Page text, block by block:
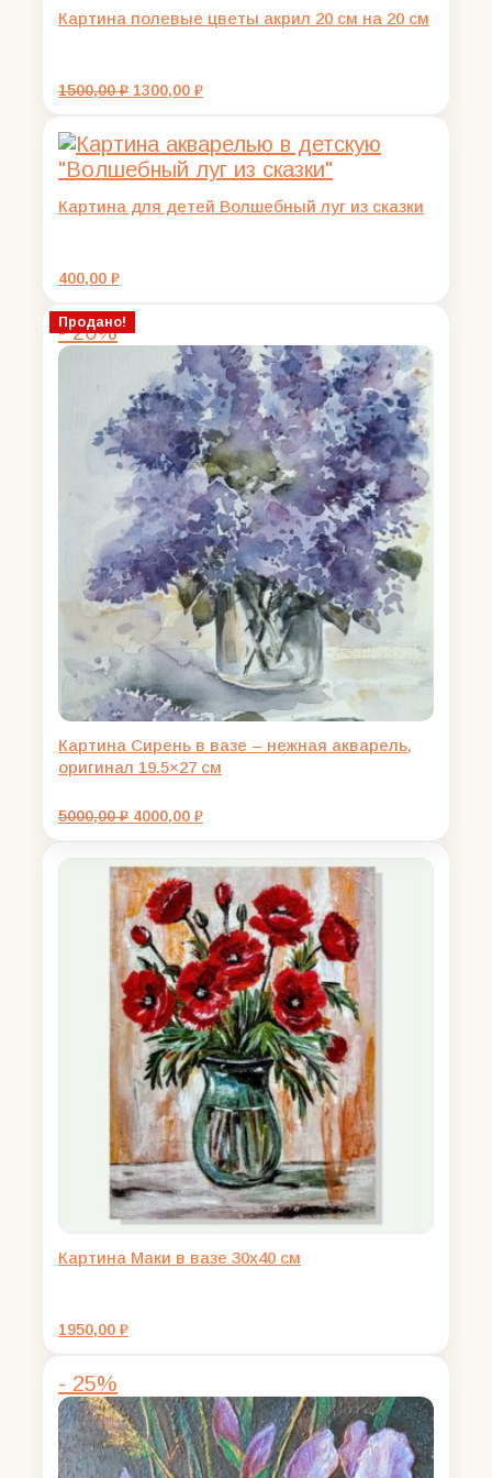
Картина полевые цветы акрил 20 см на 20 см
1500,00₽ Первоначальная
1500,00 ₽.
1300,00 ₽Текущая
Картина для детей Волшебный луг из сказки
400,00 ₽
Продано!
- 20%
Картина Сирень в вазе – нежная акварель,
оригинал 19.5×27 см
5000,00₽ Первоначальная
5000,00 ₽.
4000,00 ₽Текущая
Картина Маки в вазе 30х40 см
1950,00 ₽
- 25%